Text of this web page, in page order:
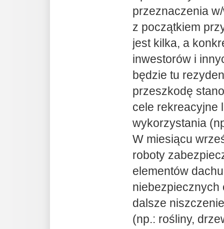
przeznaczenia
z początkiem
jest kilka, a
inwestorów i
będzie tu
przeszkodę
cele rekreacyjne
wykorzystania
W miesiącu
roboty
elementów
niebezpiecznych
dalsze
(np.: rośliny,